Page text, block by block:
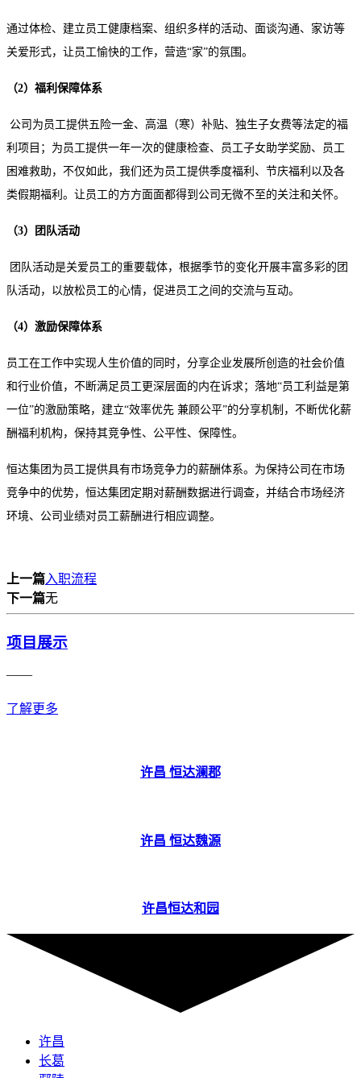
通过体检、建立员工健康档案、组织多样的活动、面谈沟通、家访等
关爱形式，让员工愉快的工作，营造“家”的氛围。
（2）福利保障体系
公司为员工提供五险一金、高温（寒）补贴、独生子女费等法定的福
利项目；为员工提供一年一次的健康检查、员工子女助学奖励、员工
困难救助，不仅如此，我们还为员工提供季度福利、节庆福利以及各
类假期福利。让员工的方方面面都得到公司无微不至的关注和关怀。
（3）团队活动
团队活动是关爱员工的重要载体，根据季节的变化开展丰富多彩的团
队活动，以放松员工的心情，促进员工之间的交流与互动。
（4）激励保障体系
员工在工作中实现人生价值的同时，分享企业发展所创造的社会价值
和行业价值，不断满足员工更深层面的内在诉求；落地“员工利益是第
一位”的激励策略，建立“效率优先 兼顾公平”的分享机制，不断优化薪
酬福利机构，保持其竞争性、公平性、保障性。
恒达集团为员工提供具有市场竞争力的薪酬体系。为保持公司在市场
竞争中的优势，恒达集团定期对薪酬数据进行调查，并结合市场经济
环境、公司业绩对员工薪酬进行相应调整。
上一篇入职流程
下一篇无
项目展示
——
了解更多
许昌 恒达澜郡
许昌 恒达魏源
许昌恒达和园
许昌
长葛